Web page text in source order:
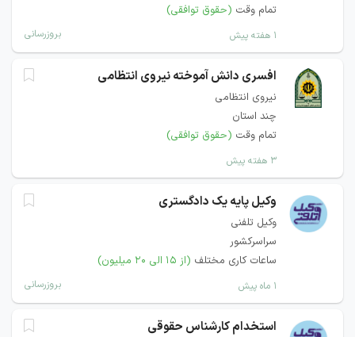
تمام وقت (حقوق توافقی)
۱ هفته پیش بروزرسانی
افسری دانش آموخته نیروی انتظامی
نیروی انتظامی
چند استان
تمام وقت (حقوق توافقی)
۳ هفته پیش
وکیل پایه یک دادگستری
وکیل تلفنی
سراسرکشور
ساعات کاری مختلف (از ۱۵ الی ۲۰ میلیون)
۱ ماه پیش بروزرسانی
استخدام کارشناس حقوقی